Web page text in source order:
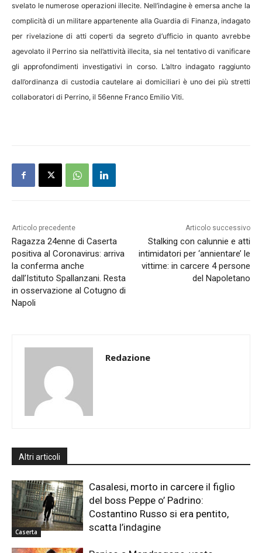
svelato le numerose operazioni illecite. Nell’indagine è emersa anche la
complicità di un militare appartenente alla Guardia di Finanza, indagato
per rivelazione di atti coperti da segreto d’ufficio in quanto avrebbe
agevolato il Perrino sia nell’attività illecita, sia nel tentativo di vanificare
gli approfondimenti investigativi in corso. L’altro indagato raggiunto
dall’ordinanza di custodia cautelare ai domiciliari è uno dei più stretti
collaboratori di Perrino, il 56enne Franco Emilio Viti.
Articolo precedente
Ragazza 24enne di Caserta
positiva al Coronavirus: arriva
la conferma anche
dall’Istituto Spallanzani. Resta
in osservazione al Cotugno di
Napoli
Articolo successivo
Stalking con calunnie e atti
intimidatori per ‘annientare’ le
vittime: in carcere 4 persone
del Napoletano
Redazione
Altri articoli
Caserta
Casalesi, morto in carcere il figlio
del boss Peppe o’ Padrino:
Costantino Russo si era pentito,
scatta l’indagine